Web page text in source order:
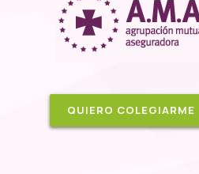
QUIERO COLEGIARME